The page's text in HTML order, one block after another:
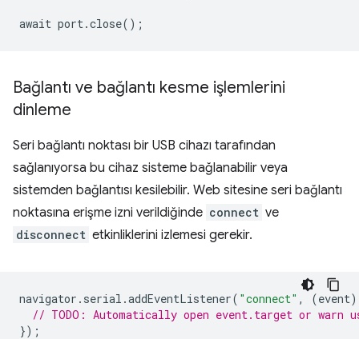
await port.close();
Bağlantı ve bağlantı kesme işlemlerini
dinleme
Seri bağlantı noktası bir USB cihazı tarafından
sağlanıyorsa bu cihaz sisteme bağlanabilir veya
sistemden bağlantısı kesilebilir. Web sitesine seri bağlantı
noktasına erişme izni verildiğinde connect ve
disconnect etkinliklerini izlemesi gerekir.
navigator . serial .addEventListener( "connect" , (event)
// TODO: Automatically open event.target or
});